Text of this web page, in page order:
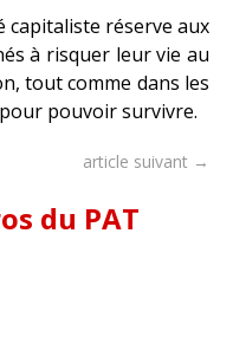
capitaliste réserve aux
à risquer leur vie au
tout comme dans les
pouvoir survivre.
article suivant →
du PAT